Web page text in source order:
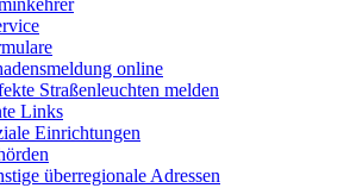
online
Straßenleuchten melden
Links
Einrichtungen
überregionale Adressen